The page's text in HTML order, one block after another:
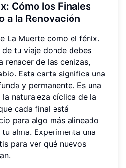
Cómo los Finales
a la Renovación
La Muerte como el fénix.
tu viaje donde debes
renacer de las cenizas,
Esta carta significa una
y permanente. Es una
naturaleza cíclica de la
cada final está
para algo más alineado
alma. Experimenta una
para ver qué nuevos